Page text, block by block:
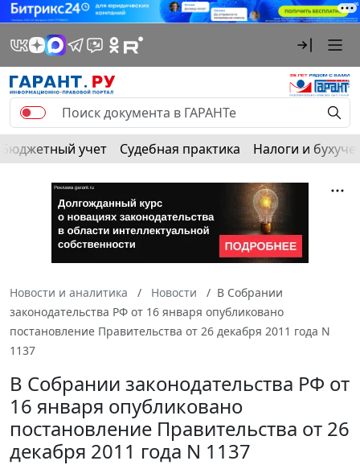
Бюджетный учет Судебная практика Налоги и
Новости и аналитика Новости
В Собрании
законодательства РФ от 16 января опубликовано
постановление Правительства от 26 декабря 2011 года N
1137
В Собрании законодательства РФ от
16 января опубликовано
постановление Правительства от 26
декабря 2011 года N 1137